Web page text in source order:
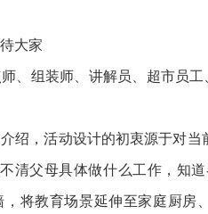
大家
组装师、讲解员、超市员工
，活动设计的初衷源于对当
清父母具体做什么工作，知
将教育场景延伸至家庭厨房